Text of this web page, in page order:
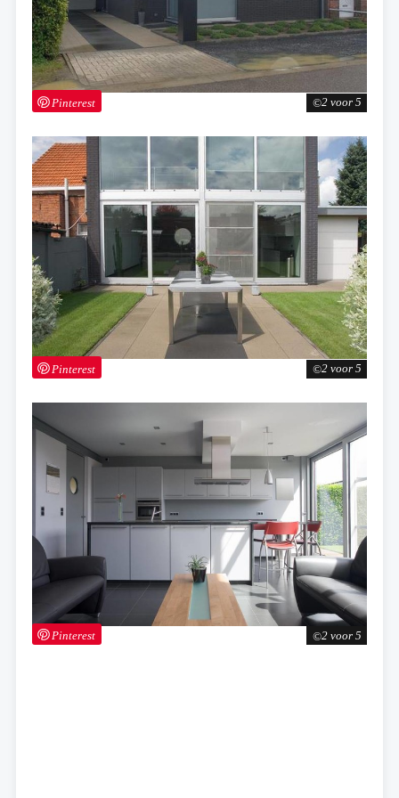
2 voor 5
Pinterest
2 voor 5
Pinterest
2 voor 5
Pinterest